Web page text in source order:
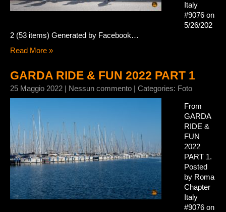
Italy
#9076 on
5/26/202
2 (53 items) Generated by Facebook…
Read More »
GARDA RIDE & FUN 2022 PART 1
25 Maggio 2022 | Nessun commento | Categories: Foto
From
GARDA
RIDE &
FUN
2022
PART 1.
Posted
by Roma
Chapter
Italy
#9076 on